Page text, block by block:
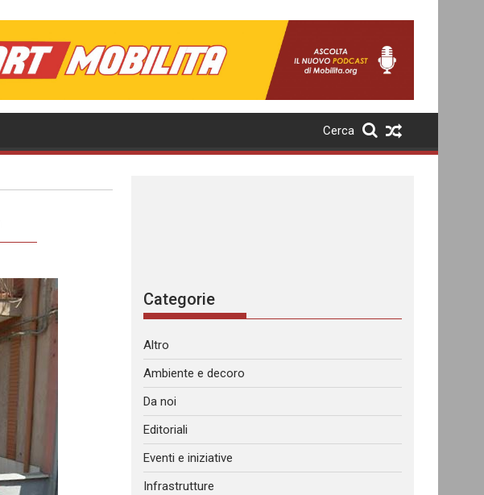
Cerca
Categorie
Altro
Ambiente e decoro
Da noi
Editoriali
Eventi e iniziative
Infrastrutture